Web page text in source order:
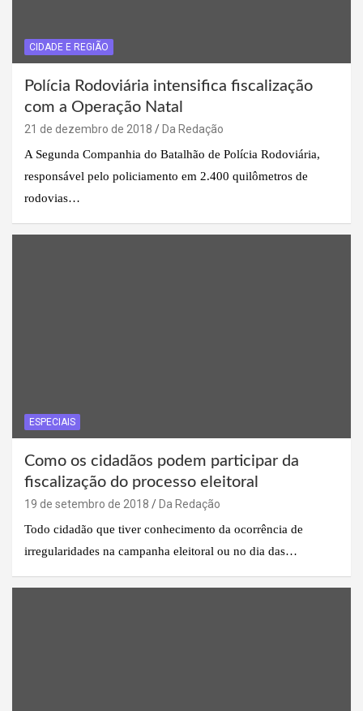
CIDADE E REGIÃO
Polícia Rodoviária intensifica fiscalização
com a Operação Natal
21 de dezembro de 2018
Da Redação
A Segunda Companhia do Batalhão de Polícia Rodoviária,
responsável pelo policiamento em 2.400 quilômetros de
rodovias…
ESPECIAIS
Como os cidadãos podem participar da
fiscalização do processo eleitoral
19 de setembro de 2018
Da Redação
Todo cidadão que tiver conhecimento da ocorrência de
irregularidades na campanha eleitoral ou no dia das…